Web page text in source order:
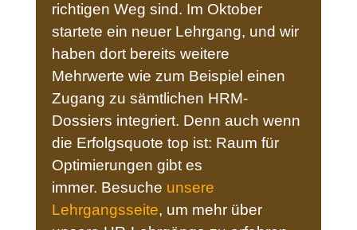
richtigen Weg sind. Im Oktober
startete ein neuer Lehrgang, und wir
haben dort bereits weitere
Mehrwerte wie zum Beispiel einen
Zugang zu sämtlichen HRM-
Dossiers integriert. Denn auch wenn
die Erfolgsquote top ist: Raum für
Optimierungen gibt es
immer. Besuche unsere
Lehrgangsseite, um mehr über